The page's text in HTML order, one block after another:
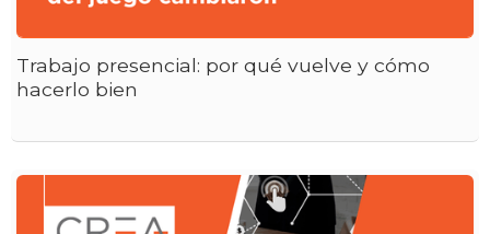
Trabajo presencial: por qué vuelve y cómo
hacerlo bien